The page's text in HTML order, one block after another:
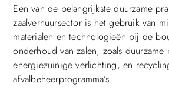
Een van de belangrijkste duurzame
zaalverhuursector is het gebruik van
materialen en technologieën bij de
onderhoud van zalen, zoals duurzame
energiezuinige verlichting, en
afvalbeheerprogramma’s.